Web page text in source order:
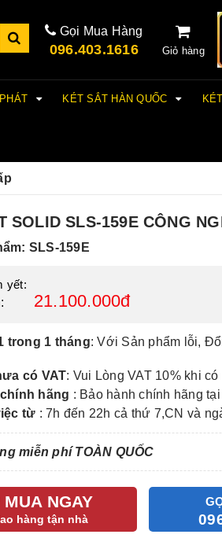
Gọi Mua Hàng
096.403.1616 Giỏ hàng
KÉT SẮT HÀN QUỐC
SOLID SLS-159E CÔNG
SLS-159E
yết:
21.100.000đ
trong 1 tháng: Với Sản phẩm lỗi,
có VAT: Vui Lòng VAT 10% khi có
hãng : Bảo hành chính hãng
từ : 7h đến 22h cả thứ 7,CN và
miễn phí TOÀN QUỐC
MUA NGAY
hàng tận nhà